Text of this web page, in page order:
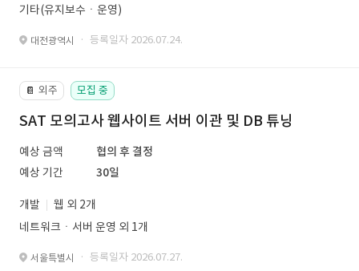
기타(유지보수ㆍ운영)
대전광역시 · 등록일자 2026.07.24.
📔 외주 모집 중
SAT 모의고사 웹사이트 서버 이관 및 DB 튜닝
예상 금액
협의 후 결정
예상 기간
30일
개발
웹 외 2개
네트워크ㆍ서버 운영 외 1개
서울특별시 · 등록일자 2026.07.27.